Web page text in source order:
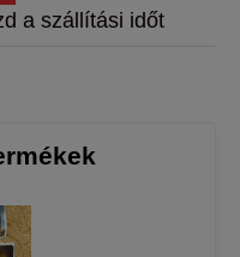
a szállítási időt